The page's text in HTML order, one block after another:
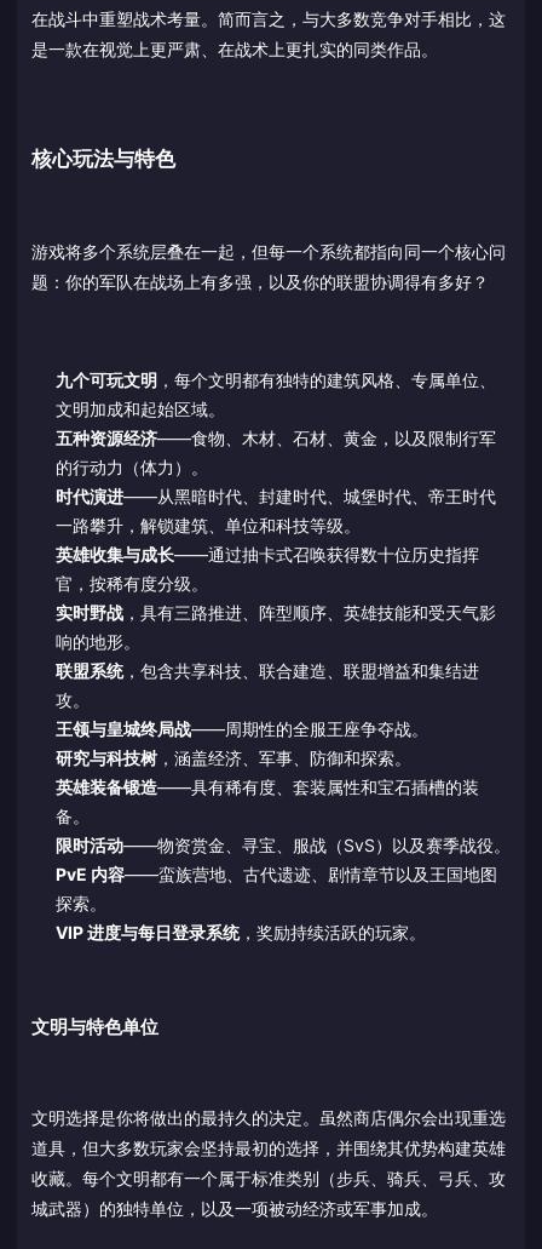
在战斗中重塑战术考量。简而言之，与大多数竞争对手相比，这
是一款在视觉上更严肃、在战术上更扎实的同类作品。
核心玩法与特色
游戏将多个系统层叠在一起，但每一个系统都指向同一个核心问
题：你的军队在战场上有多强，以及你的联盟协调得有多好？
九个可玩文明 ，每个文明都有独特的建筑风格、专属单位、
文明加成和起始区域。
五种资源经济——食物、木材、石材、黄金，以及限制行军
的行动力（体力）。
时代演进——从黑暗时代、封建时代、城堡时代、帝王时代
一路攀升，解锁建筑、单位和科技等级。
英雄收集与成长——通过抽卡式召唤获得数十位历史指挥
官，按稀有度分级。
实时野战，具有三路推进、阵型顺序、英雄技能和受天气影
响的地形。
联盟系统，包含共享科技、联合建造、联盟增益和集结进
攻。
王领与皇城终局战——周期性的全服王座争夺战。
研究与科技树，涵盖经济、军事、防御和探索。
英雄装备锻造——具有稀有度、套装属性和宝石插槽的装
备。
限时活动——物资赏金、寻宝、服战（SvS）以及赛季战役。
PvE 内容——蛮族营地、古代遗迹、剧情章节以及王国地图
探索。
VIP 进度与每日登录系统，奖励持续活跃的玩家。
文明与特色单位
文明选择是你将做出的最持久的决定。虽然商店偶尔会出现重选
道具，但大多数玩家会坚持最初的选择，并围绕其优势构建英雄
收藏。每个文明都有一个属于标准类别（步兵、骑兵、弓兵、攻
城武器）的独特单位，以及一项被动经济或军事加成。